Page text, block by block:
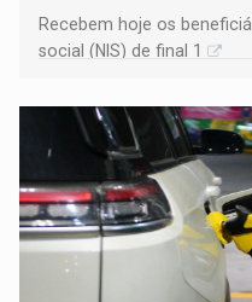
Recebem hoje os
social (NIS) de final 1